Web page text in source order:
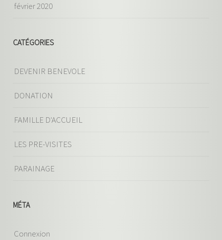
février 2020
CATÉGORIES
DEVENIR BENEVOLE
DONATION
FAMILLE D'ACCUEIL
LES PRE-VISITES
PARAINAGE
MÉTA
Connexion